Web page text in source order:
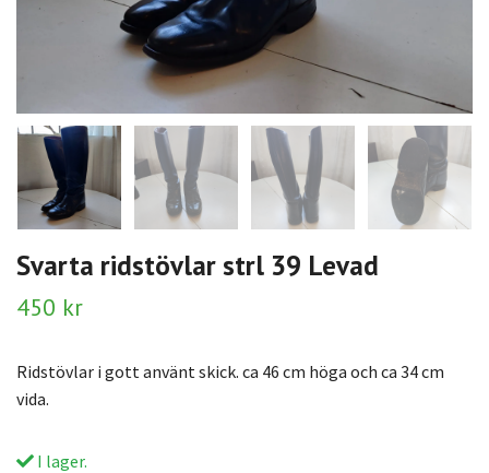
Svarta ridstövlar strl 39 Levad
450 kr
Ridstövlar i gott använt skick. ca 46 cm höga och ca 34 cm
vida.
I lager.